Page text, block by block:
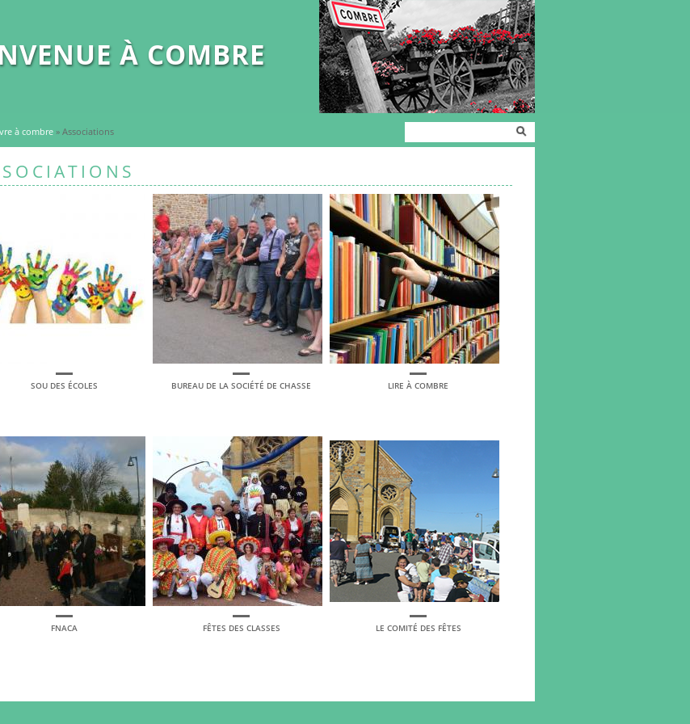
À COMBRE
à combre » Associations
recherche
Rechercher
SOU DES ÉCOLES BUREAU DE LA SOCIÉTÉ DE CHASSE LIRE À COMBRE
FNACA FÊTES DES CLASSES LE COMITÉ DES FÊTES